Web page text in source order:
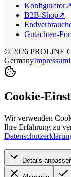
Konfigurator↗
B2B-Shop↗
Gutachten-
© 2026 PROLINE
GermanyImpressum
Cookie-
Wir verwenden
Ihre Erfahrung zu
Details